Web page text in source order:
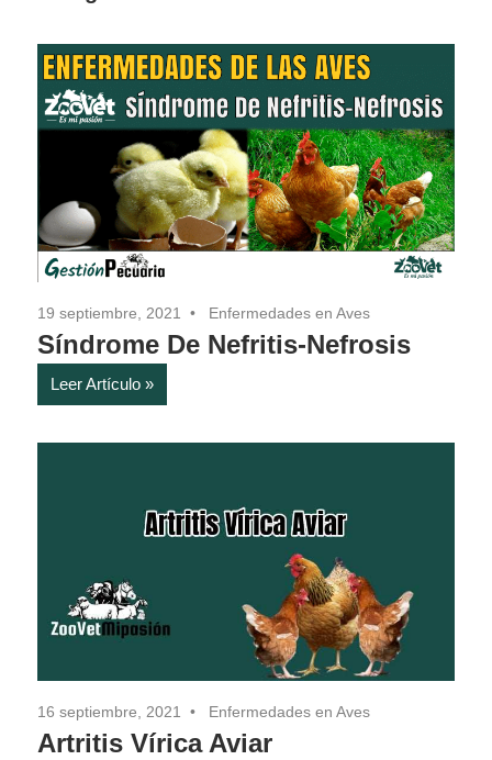
19 septiembre, 2021 Enfermedades en Aves
Síndrome De Nefritis-Nefrosis
Leer Artículo
16 septiembre, 2021 Enfermedades en Aves
Artritis Vírica Aviar